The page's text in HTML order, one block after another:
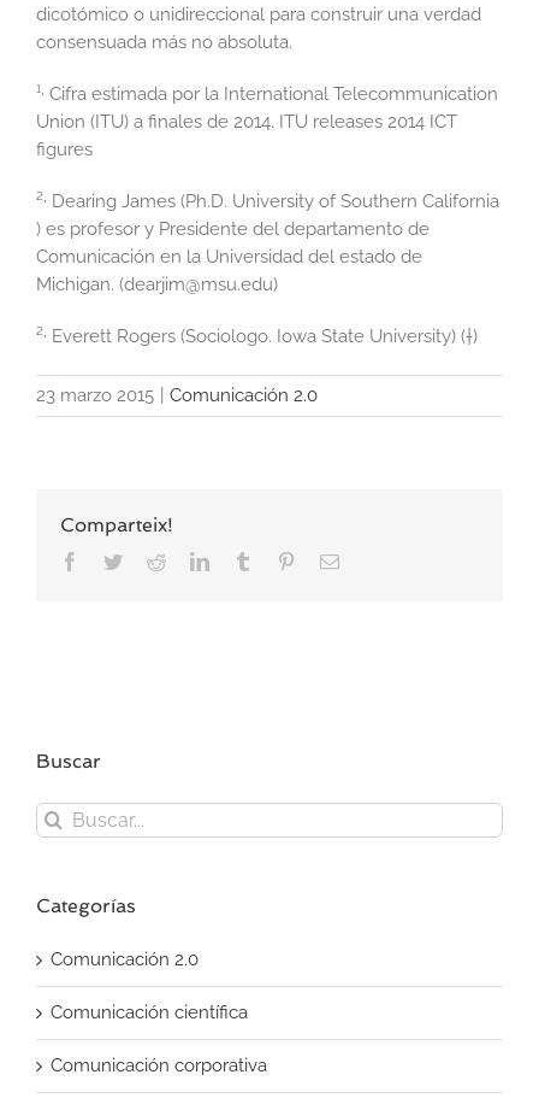
dicotómico o unidireccional para construir una verdad
consensuada más no absoluta.
¹· Cifra estimada por la International Telecommunication
Union (ITU) a finales de 2014. ITU releases 2014 ICT
figures
²· Dearing James (Ph.D. University of Southern California
) es profesor y Presidente del departamento de
Comunicación en la Universidad del estado de
Michigan. (dearjim@msu.edu)
²· Everett Rogers (Sociologo. Iowa State University) (†)
23 marzo 2015 Comunicación 2.0
Comparteix!
Facebook
TwitterRedditLinkedInTumblr PinterestCorreo
Buscar
Buscar:
Categorías
Comunicación 2.0
Comunicación científica
Comunicación corporativa